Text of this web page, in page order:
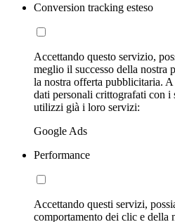
Conversion tracking esteso
Accettando questo servizio,
meglio il successo della nostra
la nostra offerta pubblicitaria.
dati personali crittografati con i
utilizzi già i loro servizi:
Google Ads
Performance
Accettando questi servizi,
comportamento dei clic e della